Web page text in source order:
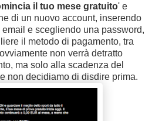
il tuo mese gratuito' e
di un nuovo account, inserendo
e scegliendo una password,
il metodo di pagamento, tra
non verrà detratto
ma solo alla scadenza del
non decidiamo di disdire prima.